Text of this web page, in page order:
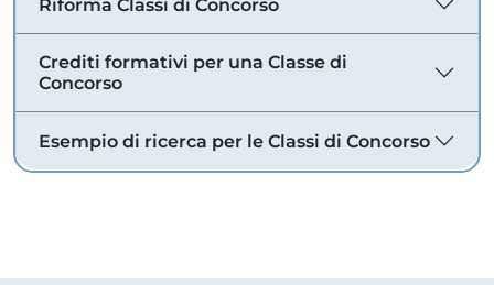
Riforma Classi di Concorso
Crediti formativi per una Classe di
Concorso
Esempio di ricerca per le Classi di Concorso